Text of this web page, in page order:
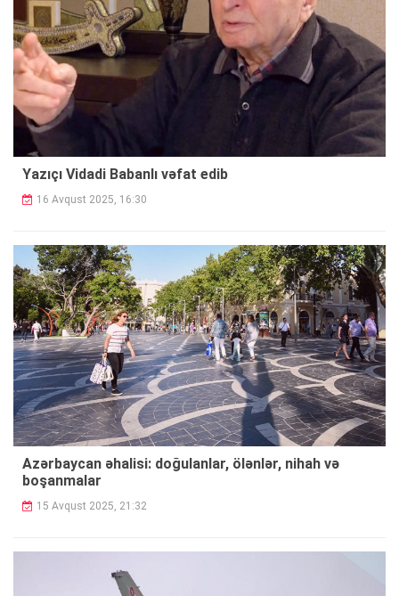
Yazıçı Vidadi Babanlı vəfat edib
16 Avqust 2025, 16:30
Azərbaycan əhalisi: doğulanlar, ölənlər, nihah və
boşanmalar
15 Avqust 2025, 21:32